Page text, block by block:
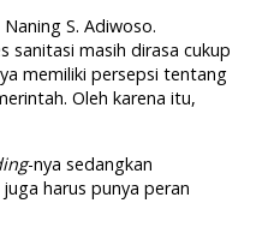
S. Adiwoso.
sanitasi masih dirasa cukup
memiliki persepsi tentang
Oleh karena itu,
-nya sedangkan
harus punya peran